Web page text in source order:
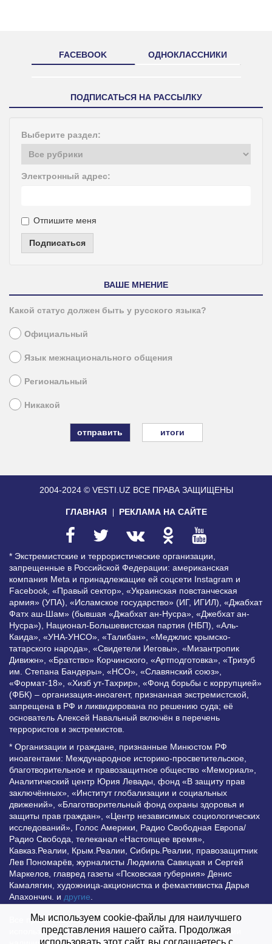
FACEBOOK ОДНОКЛАССНИКИ
ПОДПИСАТЬСЯ НА РАССЫЛКУ
Выберите раздел:
Электронный адрес:
Отпишите меня
Подписаться
ВАШЕ МНЕНИЕ
Какой статус должен быть у русского языка?
Официальный
Язык межнационального общения
Региональный
Никакой
итоги
2004-2024 © VESTI.UZ ВСЕ ПРАВА ЗАЩИЩЕНЫ
ГЛАВНАЯ РЕКЛАМА НА САЙТЕ
* Экстремистские и террористические организации,
запрещенные в Российской Федерации: американская
компания Meta и принадлежащие ей соцсети Instagram и
Facebook, «Правый сектор», «Украинская повстанческая
армия» (УПА), «Исламское государство» (ИГ, ИГИЛ), «Джабхат
Фатх аш-Шам» (бывшая «Джабхат ан-Нусра», «Джебхат ан-
Нусра»), Национал-Большевистская партия (НБП), «Аль-
Каида», «УНА-УНСО», «Талибан», «Меджлис крымско-
татарского народа», «Свидетели Иеговы», «Мизантропик
Дивижн», «Братство» Корчинского, «Артподготовка», «Тризуб
им. Степана Бандеры», «НСО», «Славянский союз»,
«Формат-18», «Хизб ут-Тахрир», «Фонд борьбы с коррупцией»
(ФБК) – организация-иноагент, признанная экстремистской,
запрещена в РФ и ликвидирована по решению суда; её
основатель Алексей Навальный включён в перечень
террористов и экстремистов.
* Организации и граждане, признанные Минюстом РФ
иноагентами: Международное историко-просветительское,
благотворительное и правозащитное общество «Мемориал»,
Аналитический центр Юрия Левады, фонд «В защиту прав
заключённых», «Институт глобализации и социальных
движений», «Благотворительный фонд охраны здоровья и
защиты прав граждан», «Центр независимых социологических
исследований», Голос Америки, Радио Свободная Европа/
Радио Свобода, телеканал «Настоящее время»,
Кавказ.Реалии, Крым.Реалии, Сибирь.Реалии, правозащитник
Лев Пономарёв, журналисты Людмила Савицкая и Сергей
Маркелов, главред газеты «Псковская губерния» Денис
Камалягин, художница-акционистка и фемактивистка Дарья
Апахончич. и другие
Все права защищены и охраняются законом. Любое
использование материалов сайта допустимо при условии
Мы используем cookie-файлы для наилучшего
представления нашего сайта. Продолжая